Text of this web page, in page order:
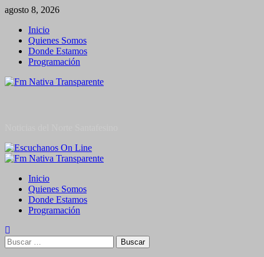
Saltar
contenido
agosto 8, 2026
Inicio
Quienes Somos
Donde Estamos
Programación
Menú
Inicio
Quienes Somos
Donde Estamos
Programación
Buscar: